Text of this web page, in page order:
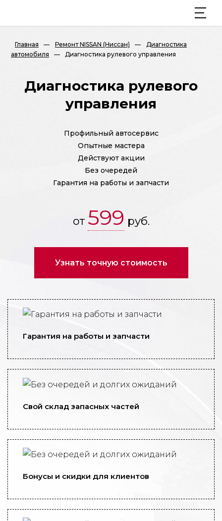
Главная — Ремонт NISSAN (Ниссан) —
Диагностика
автомобиля
— Диагностика рулевого управления
Диагностика рулевого
управления
Профильный автосервис
Опытные мастера
Действуют акции
Без очередей
Гарантия на работы и запчасти
от 599 руб.
Узнать точную стоимость
Гарантия на работы и запчасти
Свой склад запасных частей
Бонусы и скидки для клиентов